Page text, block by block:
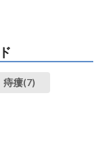
痔瘻(7)